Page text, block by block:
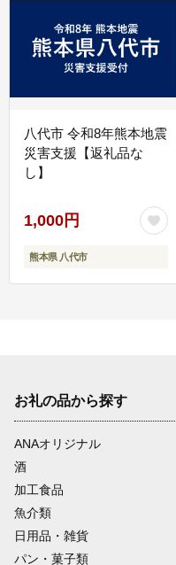
八代市 令和8年熊本地震
災害支援【返礼品な
し】
1,000円
熊本県 八代市
お礼の品から探す
ANAオリジナル
酒
加工食品
魚介類
日用品・雑貨
パン・菓子類